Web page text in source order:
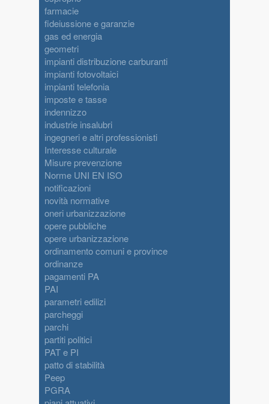
farmacie
fideiussione e garanzie
gas ed energia
geometri
impianti distribuzione carburanti
impianti fotovoltaici
impianti telefonia
imposte e tasse
indennizzo
industrie insalubri
ingegneri e altri professionisti
Interesse culturale
Misure prevenzione
Norme UNI EN ISO
notificazioni
novità normative
oneri urbanizzazione
opere pubbliche
opere urbanizzazione
ordinamento comuni e province
ordinanze
pagamenti PA
PAI
parametri edilizi
parcheggi
parchi
partiti politici
PAT e PI
patto di stabilità
Peep
PGRA